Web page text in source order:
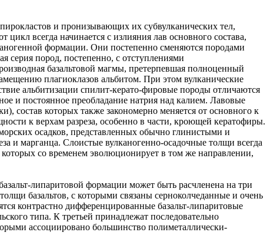
и пронизывающих их субвулканических тел,
всегда начинается с излияния лав основного состава,
формации. Они постепенно сменяются породами
серия пород, постепенно, с отступлениями
базальтовой магмы, претерпевшая полноценный
плагиоклазов альбитом. При этом вулканические
альбитизации спилит-керато-фировые породы отличаются
и постоянное преобладание натрия над калием. Лавовые
состав которых также закономерно меняется от основного к
к верхам разреза, особенно в части, кроющей кератофиры.
осадков, представленных обычно глинистыми и
и марганца. Слоистые вулканогенно-осадочные толщи всегда
со временем эволюционирует в том же направлении,
липаритовой формации может быть расчленена на три
базальтов, с которыми связаны серноколчеданные и очень
контрастно дифференцированные базальт-липаритовые
типа. К третьей принадлежат последовательно
ассоциировано большинство полиметаллически-